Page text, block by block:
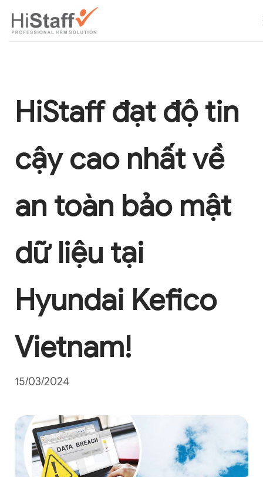
HiStaff đạt độ tin
cậy cao nhất về
an toàn bảo mật
dữ liệu tại
Hyundai Kefico
Vietnam!
15/03/2024